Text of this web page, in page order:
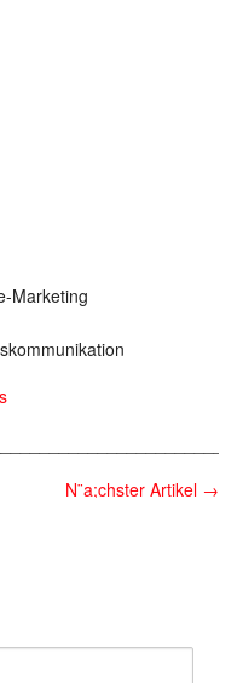
Marketing
N¨a;chster Artikel →